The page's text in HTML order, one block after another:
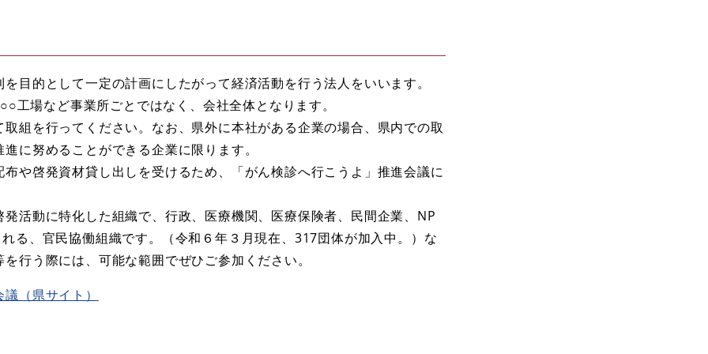
目的として一定の計画にしたがって経済活動を行う法人をいいます。
工場など事業所ごとではなく、会社全体となります。
組を行ってください。なお、県外に本社がある企業の場合、県内での取
に努めることができる企業に限ります。
や啓発資材貸し出しを受けるため、「がん検診へ行こうよ」推進会議に
活動に特化した組織で、行政、医療機関、医療保険者、民間企業、NP
る、官民協働組織です。（令和６年３月現在、317団体が加入中。）な
行う際には、可能な範囲でぜひご参加ください。
（県サイト）